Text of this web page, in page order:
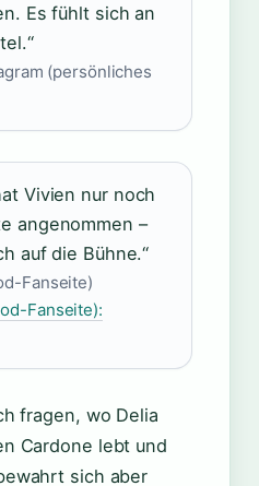
Es fühlt sich an
(persönliches
Vivien nur noch
angenommen –
auf die Bühne.“
Fanseite)
Fanseite):
fragen, wo Delia
Cardone lebt und
sich aber